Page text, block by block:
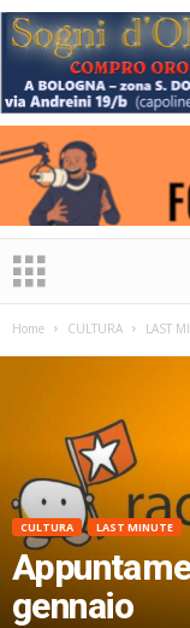
Home CULTURA LAST
CULTURA LAST MINUTE
gennaio